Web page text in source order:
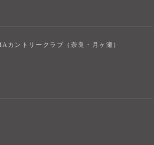
カントリークラブ（奈良・月ヶ瀬）奈良健康ランド
AIコンシェルジュ